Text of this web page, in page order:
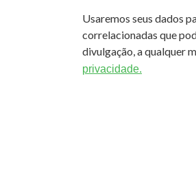
Usaremos seus dados
correlacionadas que
divulgação, a qualquer
privacidade.